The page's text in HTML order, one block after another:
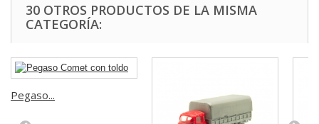
30 OTROS PRODUCTOS DE LA MISMA
CATEGORÍA:
Pegaso...